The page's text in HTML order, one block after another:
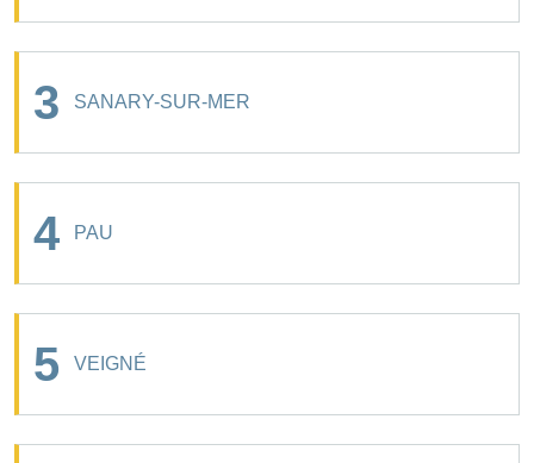
3 SANARY-SUR-MER
4 PAU
5 VEIGNÉ